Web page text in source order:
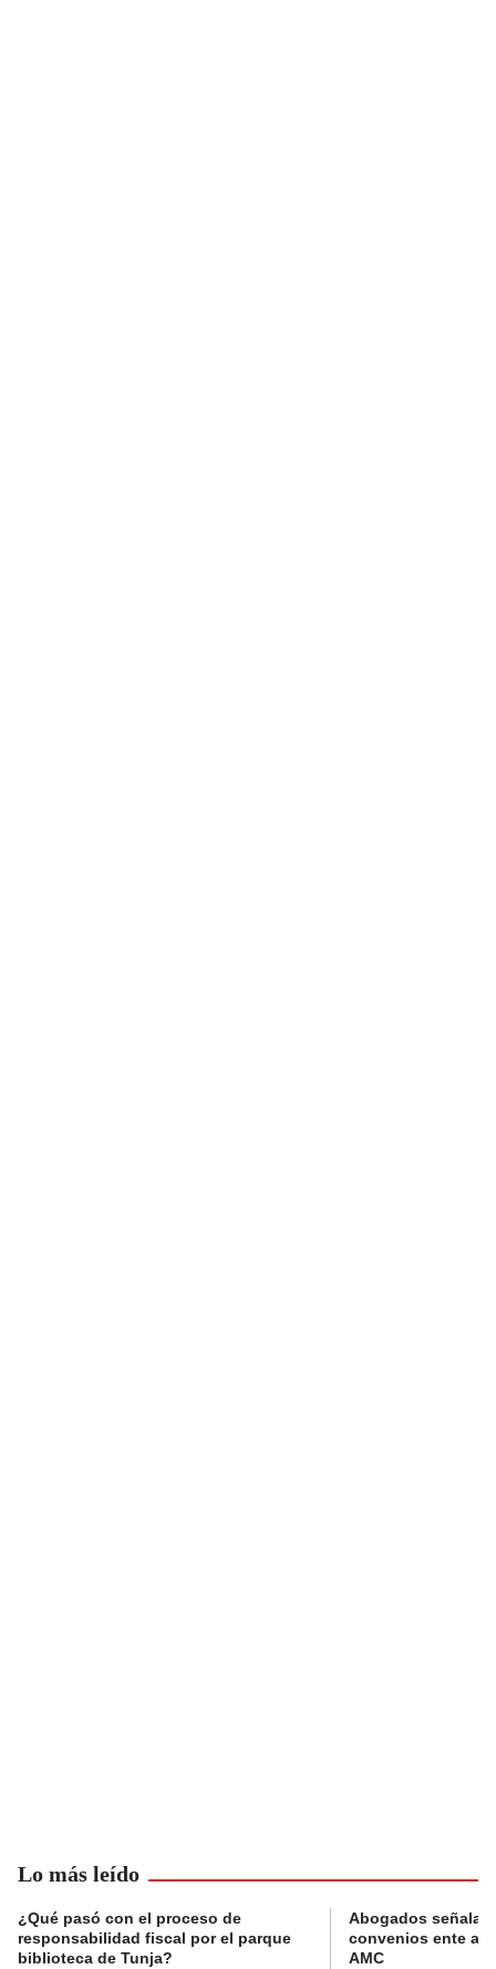
Lo más leído
¿Qué pasó con el proceso de
responsabilidad fiscal por el parque
biblioteca de Tunja?
Abogados
convenios ente
AMC